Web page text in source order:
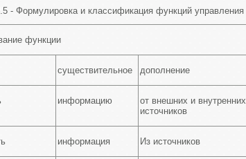
- Формулировка и классификация функций управления
функции
существительное дополнение
информацию
от внешних и внутренних
источников
информация Из источников